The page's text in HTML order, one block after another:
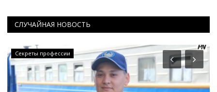
СЛУЧАЙНАЯ НОВОСТЬ
Секреты профессии